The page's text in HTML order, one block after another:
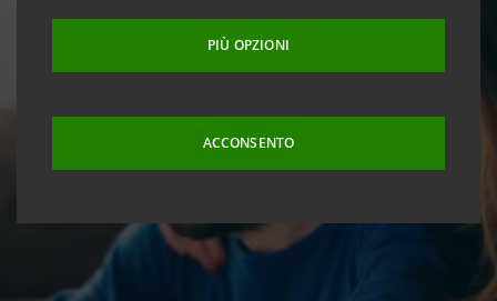
PIÙ OPZIONI
ACCONSENTO